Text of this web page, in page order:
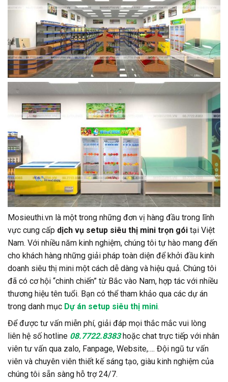
Mosieuthi.vn là một trong những đơn vị hàng đầu trong lĩnh
vực cung cấp dịch vụ setup siêu thị mini trọn gói tại Việt
Nam. Với nhiều năm kinh nghiệm, chúng tôi tự hào mang đến
cho khách hàng những giải pháp toàn diện để khởi đầu kinh
doanh siêu thị mini một cách dễ dàng và hiệu quả. Chúng tôi
đã có cơ hội “chinh chiến” từ Bắc vào Nam, hợp tác với nhiều
thương hiệu tên tuổi. Bạn có thể tham khảo qua các dự án
trong danh mục Dự án setup siêu thị mini.
Để được tư vấn miễn phí, giải đáp mọi thắc mắc vui lòng
liên hệ số hotline 08.7722.8383hoặc chat trực tiếp với nhân
viên tư vấn qua zalo, Fanpage, Website,…. Đội ngũ tư vấn
viên và chuyên viên thiết kế sáng tạo, giàu kinh nghiệm của
chúng tôi sẵn sàng hỗ trợ 24/7.